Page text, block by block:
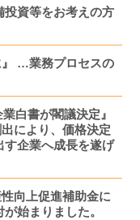
投資等をお考えの方
』 …業務プロセスの
白書が閣議決定』
により、価格決定
企業へ成長を遂げ
向上促進補助金に
始まりました。